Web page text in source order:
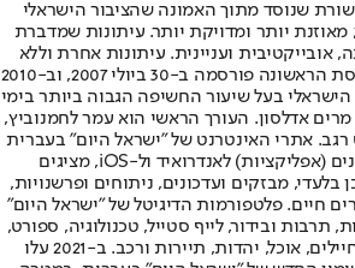
שנוסד מתוך האמונה שהציבור הישראלי
מאוזנת יותר ומדויקת יותר. עיתונות שמדברת
אובייקטיבית ועניינית. עיתונות אחרת וללא
תשלום. המהדורה המודפסת הראשונה פורסמה ב-30 ביולי 2007, וב-2010
הישראלי בעל שיעור החשיפה הגבוה ביותר בימי
מרים אדלסון. העורך הראשי הוא עמר לחמנוביץ,
רגב. אתרי האינטרנט של "ישראל היום" בעברית
ובאנגלית, כמו כן היישומונים (אפליקציות) לאנדרואיד ול-iOS, מציגים
מבזקים ועדכונים, ניתוחים ופרשנויות,
חיים. פלטפורמות הדיגיטל של "ישראל היום"
תרבות ובידור, לייף סטייל, טכנולוגיה, ספורט,
כלכלה וצרכנות, בריאות, חיילים, אוכל, יהדות, תיירות ורכב. ב-2021 עלו